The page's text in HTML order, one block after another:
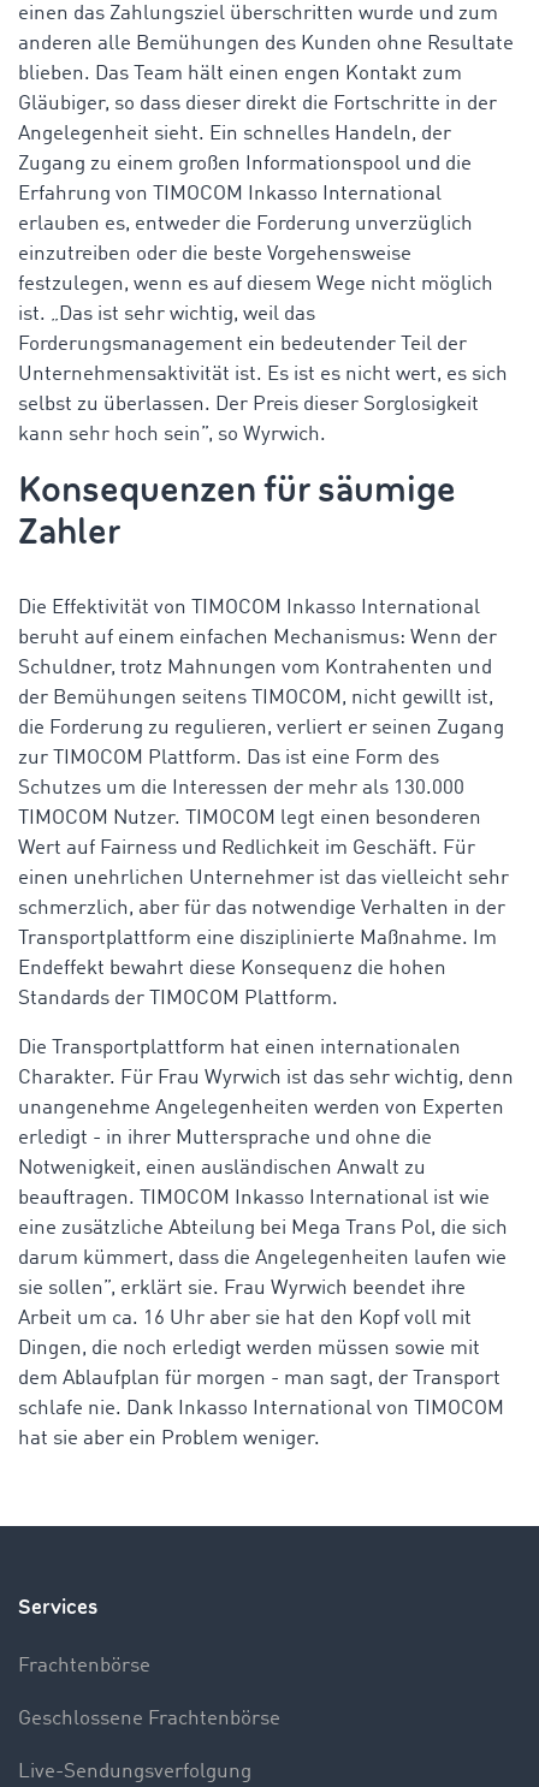
einen das Zahlungsziel überschritten wurde und zum
anderen alle Bemühungen des Kunden ohne Resultate
blieben. Das Team hält einen engen Kontakt zum
Gläubiger, so dass dieser direkt die Fortschritte in der
Angelegenheit sieht. Ein schnelles Handeln, der
Zugang zu einem großen Informationspool und die
Erfahrung von TIMOCOM Inkasso International
erlauben es, entweder die Forderung unverzüglich
einzutreiben oder die beste Vorgehensweise
festzulegen, wenn es auf diesem Wege nicht möglich
ist. „Das ist sehr wichtig, weil das
Forderungsmanagement ein bedeutender Teil der
Unternehmensaktivität ist. Es ist es nicht wert, es sich
selbst zu überlassen. Der Preis dieser Sorglosigkeit
kann sehr hoch sein”, so Wyrwich.
Konsequenzen für säumige
Zahler
Die Effektivität von TIMOCOM Inkasso International
beruht auf einem einfachen Mechanismus: Wenn der
Schuldner, trotz Mahnungen vom Kontrahenten und
der Bemühungen seitens TIMOCOM, nicht gewillt ist,
die Forderung zu regulieren, verliert er seinen Zugang
zur TIMOCOM Plattform. Das ist eine Form des
Schutzes um die Interessen der mehr als 130.000
TIMOCOM Nutzer. TIMOCOM legt einen besonderen
Wert auf Fairness und Redlichkeit im Geschäft. Für
einen unehrlichen Unternehmer ist das vielleicht sehr
schmerzlich, aber für das notwendige Verhalten in der
Transportplattform eine disziplinierte Maßnahme. Im
Endeffekt bewahrt diese Konsequenz die hohen
Standards der TIMOCOM Plattform.
Die Transportplattform hat einen internationalen
Charakter. Für Frau Wyrwich ist das sehr wichtig, denn
unangenehme Angelegenheiten werden von Experten
erledigt - in ihrer Muttersprache und ohne die
Notwenigkeit, einen ausländischen Anwalt zu
beauftragen. TIMOCOM Inkasso International ist wie
eine zusätzliche Abteilung bei Mega Trans Pol, die sich
darum kümmert, dass die Angelegenheiten laufen wie
sie sollen”, erklärt sie. Frau Wyrwich beendet ihre
Arbeit um ca. 16 Uhr aber sie hat den Kopf voll mit
Dingen, die noch erledigt werden müssen sowie mit
dem Ablaufplan für morgen - man sagt, der Transport
schlafe nie. Dank Inkasso International von TIMOCOM
hat sie aber ein Problem weniger.
Services
Frachtenbörse
Geschlossene Frachtenbörse
Live-Sendungsverfolgung